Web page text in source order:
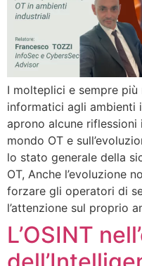
I molteplici e sempre
informatici agli ambienti
aprono alcune
mondo OT e
lo stato generale della
OT, Anche l’evoluzione
forzare gli operatori di
l’attenzione sul proprio
L’OSINT